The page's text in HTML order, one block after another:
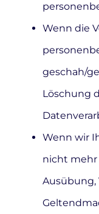
Wenn die
geschah/
Löschung
Wenn wir
nicht mehr